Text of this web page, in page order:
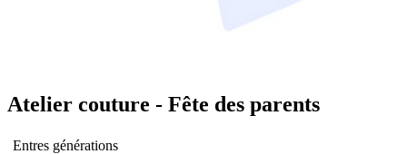
Atelier couture - Fête des parents
Entres générations